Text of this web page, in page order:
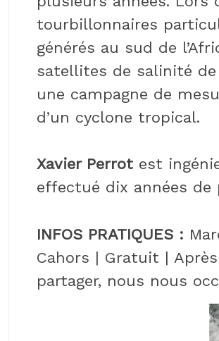
tourbillonnaires
générés au sud de
satellites de salinité de
une campagne de
d’un cyclone tropical.
Xavier Perrot est
effectué dix années
INFOS PRATIQUES :
Cahors | Gratuit |
partager, nous nous